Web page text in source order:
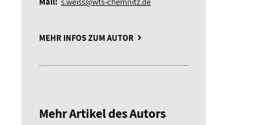
MEHR INFOS ZUM AUTOR
Mehr Artikel des Autors